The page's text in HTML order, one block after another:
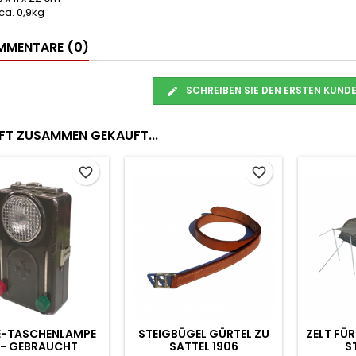
0,9kg
(0)
SCHREIBEN SIE DEN ERSTEN
ZUSAMMEN GEKAUFT...
-
POSTKARTE:
PANZERFAUST-
WASSEREIMER -